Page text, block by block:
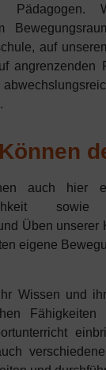
Pädagogen.
auf
angrenzenden
auch hier
sowie
Üben unserer
eigene
Wissen und
Fähigkeiten